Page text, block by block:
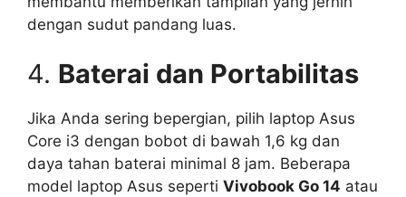
dengan sudut pandang luas.
4. Baterai dan Portabilitas
Jika Anda sering bepergian, pilih laptop Asus
Core i3 dengan bobot di bawah 1,6 kg dan
daya tahan baterai minimal 8 jam. Beberapa
model laptop Asus seperti Vivobook Go 14 atau